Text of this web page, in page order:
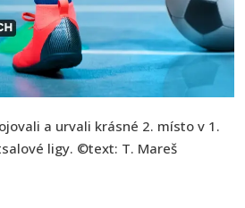
a urvali krásné 2. místo v 1.
ligy. ©text: T. Mareš